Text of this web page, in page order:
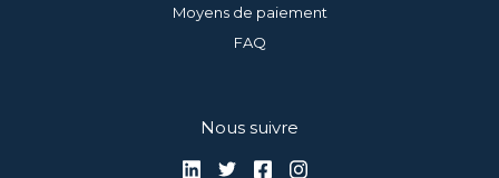
Moyens de paiement
FAQ
Nous suivre